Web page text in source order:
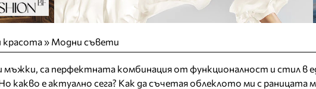
красота» Модни съвети
мъжки, са перфектната комбинация от функционалност и стил в
какво е актуално сега? Как да съчетая облеклото ми с раницата